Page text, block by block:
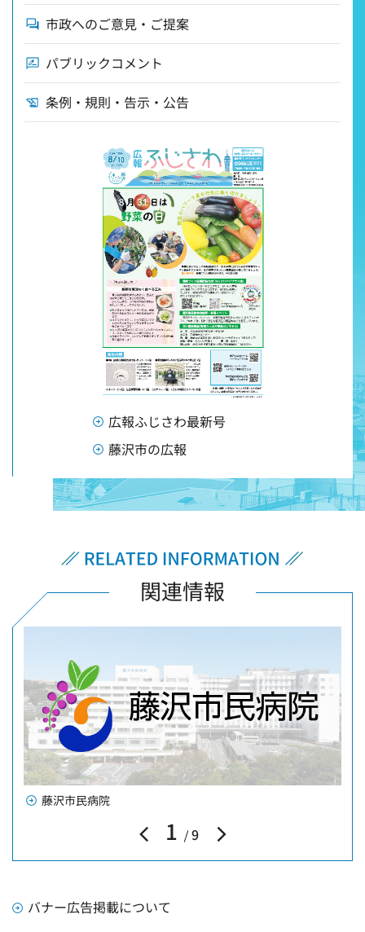
市政へのご意見・ご提案
パブリックコメント
条例・規則・告示・公告
広報ふじさわ最新号
藤沢市の広報
関連情報
1 9
藤沢市民病院
バナー広告掲載について